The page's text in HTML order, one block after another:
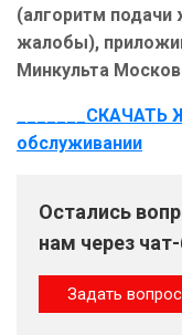
(алгоритм
жалобы),
Минкульта
_______СКАЧАТЬ
обслуживании
Остались
нам через
Задать вопрос